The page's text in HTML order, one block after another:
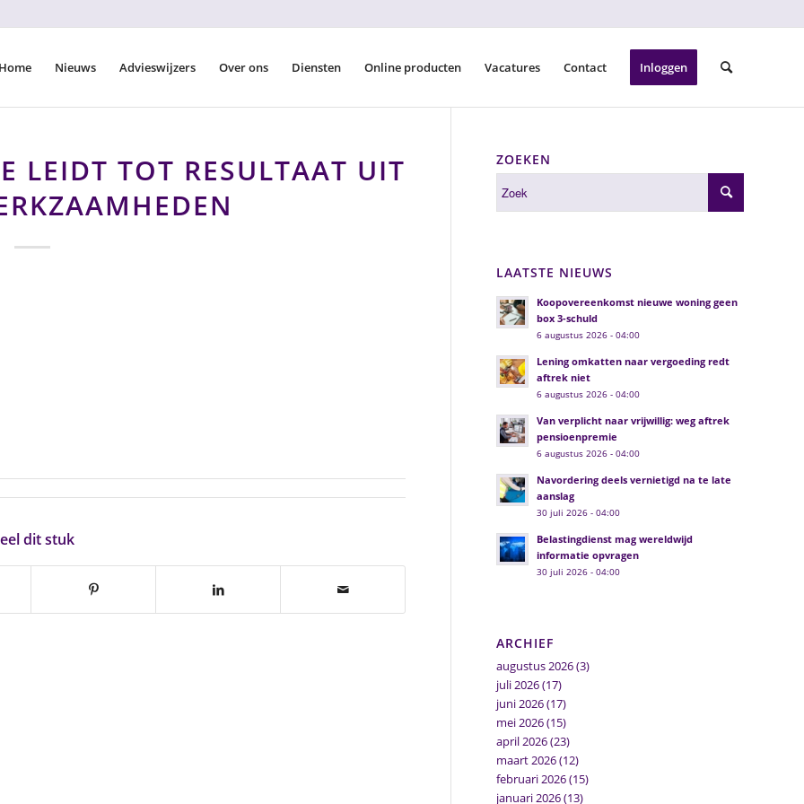
Nieuws Advieswijzers Over ons Diensten Online producten Vacatures Contact Inloggen
LEIDT TOT RESULTAAT UIT
dit stuk
ZOEKEN
LAATSTE NIEUWS
Koopovereenkomst nieuwe woning geen
box 3-schuld
6 augustus 2026 - 04:00
Lening omkatten naar vergoeding redt
aftrek niet
6 augustus 2026 - 04:00
Van verplicht naar vrijwillig: weg aftrek
pensioenpremie
6 augustus 2026 - 04:00
Navordering deels vernietigd na te late
aanslag
30 juli 2026 - 04:00
Belastingdienst mag wereldwijd
informatie opvragen
30 juli 2026 - 04:00
ARCHIEF
augustus 2026(3)
juli 2026(17)
juni 2026(17)
mei 2026(15)
april 2026(23)
maart 2026(12)
februari 2026(15)
januari 2026(13)